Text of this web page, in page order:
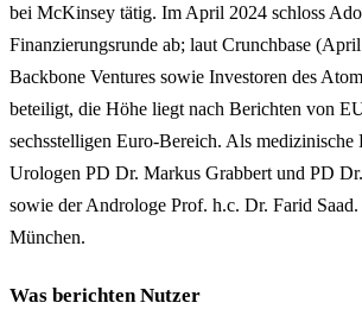
bei McKinsey tätig. Im April 2024 schloss
Finanzierungsrunde ab; laut Crunchbase
Backbone Ventures sowie Investoren des
beteiligt, die Höhe liegt nach Berichten von
sechsstelligen Euro-Bereich. Als medizinische
Urologen PD Dr. Markus Grabbert und PD
sowie der Androloge Prof. h.c. Dr. Farid
München.
Was berichten Nutzer